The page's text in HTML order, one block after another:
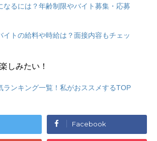
なるには？年齢制限やバイト募集・応募
イトの給料や時給は？面接内容もチェッ
しみたい！
ランキング一覧！私がおススメするTOP
Facebook